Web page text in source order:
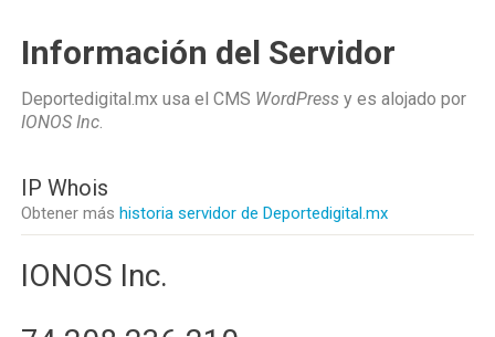
Información del Servidor
Deportedigital.mx usa el CMS WordPress y es alojado por
IONOS Inc.
IP Whois
Obtener más historia servidor de Deportedigital.mx
IONOS Inc.